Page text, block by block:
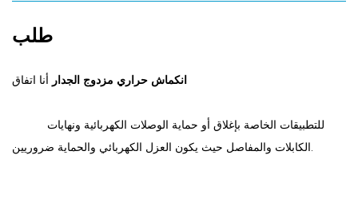
طلب
انكماش حراري مزدوج الجدار أنا اتفاق
الكابلات والمفاصل حيث يكون العزل الكهربائي والحماية ضروريين.